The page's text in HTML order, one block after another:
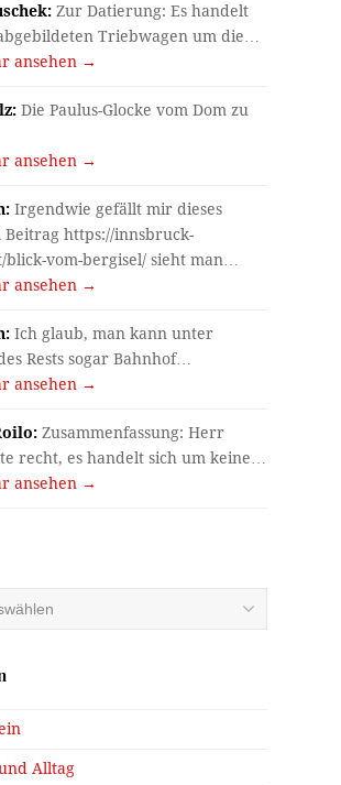
Zur Datierung: Es handelt
Triebwagen um die…
ansehen →
Die Paulus-Glocke vom Dom zu
ansehen →
Irgendwie gefällt mir dieses
Beitrag https://innsbruck-
vom-bergisel/ sieht man…
ansehen →
Ich glaub, man kann unter
Rests sogar Bahnhof…
ansehen →
Zusammenfassung: Herr
recht, es handelt sich um keine…
ansehen →
Alltag